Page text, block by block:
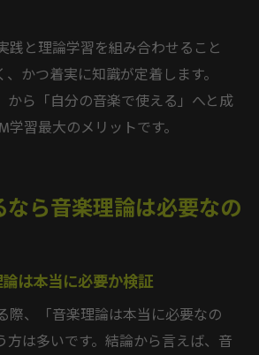
践と理論学習を組み合わせること
かつ着実に知識が定着します。
から「自分の音楽で使える」へと成
習最大のメリットです。
ら音楽理論は必要なの
は本当に必要か検証
際、「音楽理論は本当に必要なの
方は多いです。結論から言えば、音